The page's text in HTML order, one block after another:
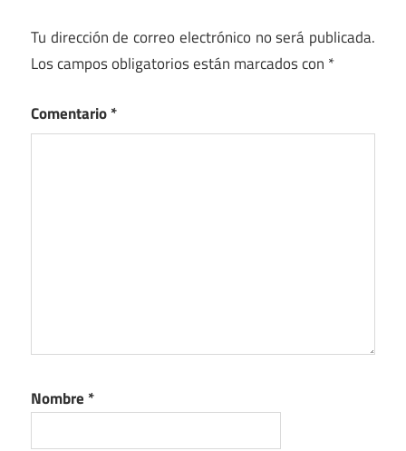
Tu dirección de correo electrónico no será publicada.
Los campos obligatorios están marcados con *
Comentario*
Nombre *